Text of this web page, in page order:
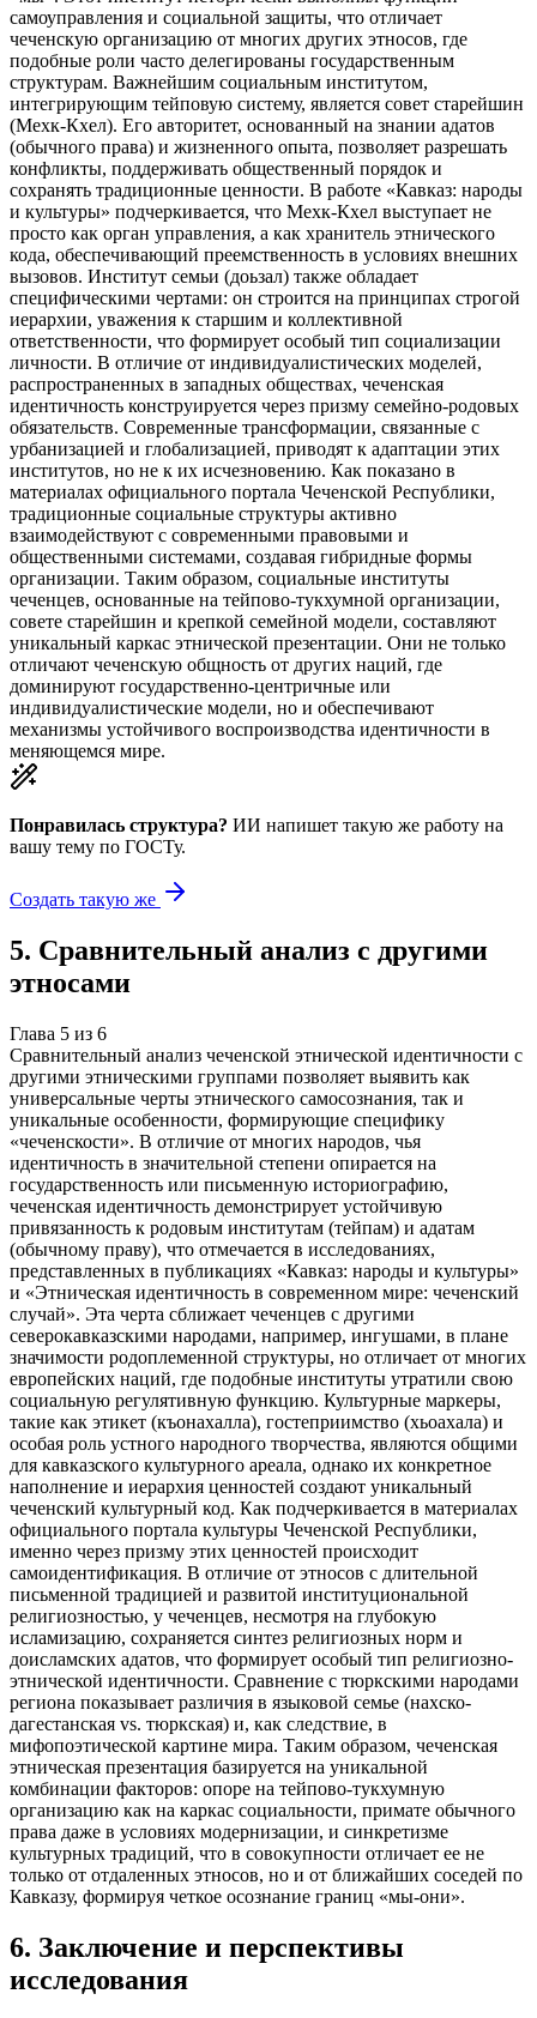
самоуправления и социальной защиты, что отличает
чеченскую организацию от многих других этносов, где
подобные роли часто делегированы государственным
структурам. Важнейшим социальным институтом,
интегрирующим тейповую систему, является совет старейшин
(Мехк-Кхел). Его авторитет, основанный на знании адатов
(обычного права) и жизненного опыта, позволяет разрешать
конфликты, поддерживать общественный порядок и
сохранять традиционные ценности. В работе «Кавказ: народы
и культуры» подчеркивается, что Мехк-Кхел выступает не
просто как орган управления, а как хранитель этнического
кода, обеспечивающий преемственность в условиях внешних
вызовов. Институт семьи (доьзал) также обладает
специфическими чертами: он строится на принципах строгой
иерархии, уважения к старшим и коллективной
ответственности, что формирует особый тип социализации
личности. В отличие от индивидуалистических моделей,
распространенных в западных обществах, чеченская
идентичность конструируется через призму семейно-родовых
обязательств. Современные трансформации, связанные с
урбанизацией и глобализацией, приводят к адаптации этих
институтов, но не к их исчезновению. Как показано в
материалах официального портала Чеченской Республики,
традиционные социальные структуры активно
взаимодействуют с современными правовыми и
общественными системами, создавая гибридные формы
организации. Таким образом, социальные институты
чеченцев, основанные на тейпово-тукхумной организации,
совете старейшин и крепкой семейной модели, составляют
уникальный каркас этнической презентации. Они не только
отличают чеченскую общность от других наций, где
доминируют государственно-центричные или
индивидуалистические модели, но и обеспечивают
механизмы устойчивого воспроизводства идентичности в
меняющемся мире.
Понравилась структура? ИИ напишет такую же работу на
вашу тему по ГОСТу.
Создать такую же
5. Сравнительный анализ с другими
этносами
Глава 5 из 6
Сравнительный анализ чеченской этнической идентичности с
другими этническими группами позволяет выявить как
универсальные черты этнического самосознания, так и
уникальные особенности, формирующие специфику
«чеченскости». В отличие от многих народов, чья
идентичность в значительной степени опирается на
государственность или письменную историографию,
чеченская идентичность демонстрирует устойчивую
привязанность к родовым институтам (тейпам) и адатам
(обычному праву), что отмечается в исследованиях,
представленных в публикациях «Кавказ: народы и культуры»
и «Этническая идентичность в современном мире: чеченский
случай». Эта черта сближает чеченцев с другими
северокавказскими народами, например, ингушами, в плане
значимости родоплеменной структуры, но отличает от многих
европейских наций, где подобные институты утратили свою
социальную регулятивную функцию. Культурные маркеры,
такие как этикет (къонахалла), гостеприимство (хьоахала) и
особая роль устного народного творчества, являются общими
для кавказского культурного ареала, однако их конкретное
наполнение и иерархия ценностей создают уникальный
чеченский культурный код. Как подчеркивается в материалах
официального портала культуры Чеченской Республики,
именно через призму этих ценностей происходит
самоидентификация. В отличие от этносов с длительной
письменной традицией и развитой институциональной
религиозностью, у чеченцев, несмотря на глубокую
исламизацию, сохраняется синтез религиозных норм и
доисламских адатов, что формирует особый тип религиозно-
этнической идентичности. Сравнение с тюркскими народами
региона показывает различия в языковой семье (нахско-
дагестанская vs. тюркская) и, как следствие, в
мифопоэтической картине мира. Таким образом, чеченская
этническая презентация базируется на уникальной
комбинации факторов: опоре на тейпово-тукхумную
организацию как на каркас социальности, примате обычного
права даже в условиях модернизации, и синкретизме
культурных традиций, что в совокупности отличает ее не
только от отдаленных этносов, но и от ближайших соседей по
Кавказу, формируя четкое осознание границ «мы-они».
6. Заключение и перспективы
исследования